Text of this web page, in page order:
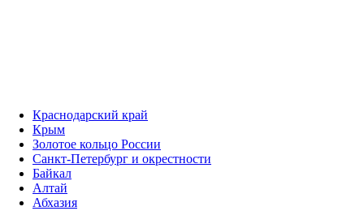
Краснодарский край
Крым
Золотое кольцо России
Санкт-Петербург и окрестности
Байкал
Алтай
Абхазия